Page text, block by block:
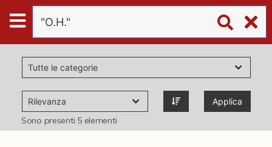
Digital
Humanities
Donazioni
Pubblicazioni Applica
Sono presenti 5elementi